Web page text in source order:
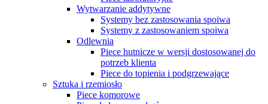
Wytwarzanie addytywne
Systemy bez zastosowania spoiwa
Systemy z zastosowaniem spoiwa
Odlewnia
Piece hutnicze w wersji dostosowanej do
potrzeb klienta
Piece do topienia i podgrzewające
Sztuka i rzemiosło
Piece komorowe